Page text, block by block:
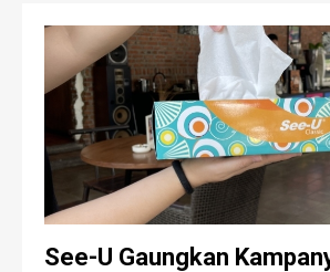
See-U Gaungkan